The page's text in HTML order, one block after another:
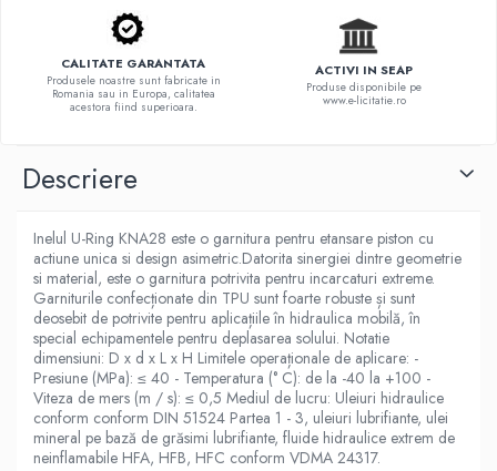
CALITATE GARANTATA
Produsele noastre sunt fabricate in
Romania sau in Europa, calitatea
acestora fiind superioara.
ACTIVI IN SEAP
Produse disponibile pe
www.e-licitatie.ro
Descriere
Inelul U-Ring KNA28 este o garnitura pentru etansare piston cu
actiune unica si design asimetric.Datorita sinergiei dintre geometrie
si material, este o garnitura potrivita pentru incarcaturi extreme.
Garniturile confecționate din TPU sunt foarte robuste și sunt
deosebit de potrivite pentru aplicațiile în hidraulica mobilă, în
special echipamentele pentru deplasarea solului. Notatie
dimensiuni: D x d x L x H Limitele operaționale de aplicare: -
Presiune (MPa): ≤ 40 - Temperatura (° C): de la -40 la +100 -
Viteza de mers (m / s): ≤ 0,5 Mediul de lucru: Uleiuri hidraulice
conform conform DIN 51524 Partea 1 - 3, uleiuri lubrifiante, ulei
mineral pe bază de grăsimi lubrifiante, fluide hidraulice extrem de
neinflamabile HFA, HFB, HFC conform VDMA 24317.